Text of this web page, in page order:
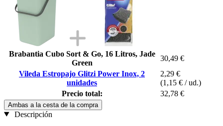
Brabantia Cubo Sort & Go, 16 Litros, Jade
Green
30,49 €
Vileda Estropajo Glitzi Power Inox, 2
unidades
2,29 €
(1,15 € / ud.)
Precio total:
32,78 €
Ambas a la cesta de la compra
Descripción